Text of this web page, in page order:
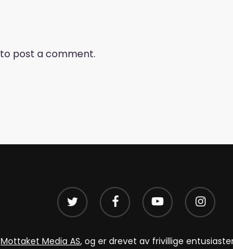
to post a comment.
twitter facebook youtube instagram
Mottaket Media AS, og er drevet av frivillige